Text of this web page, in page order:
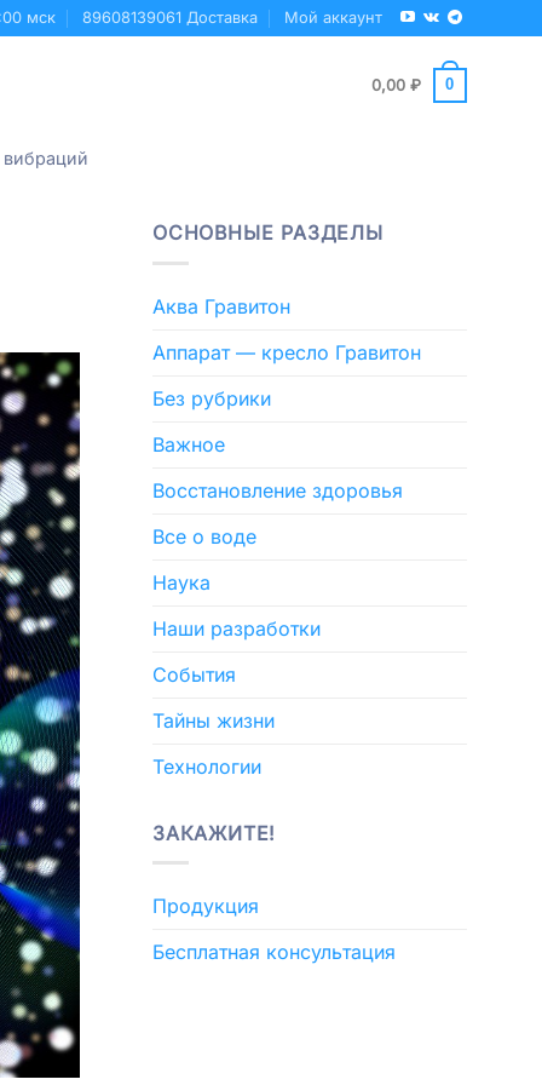
мск 89608139061 Доставка Мой аккаунт
0,00 ₽ 0
ОСНОВНЫЕ РАЗДЕЛЫ
Аква Гравитон
Аппарат — кресло Гравитон
Без рубрики
Важное
Восстановление здоровья
Все о воде
Наука
Наши разработки
События
Тайны жизни
Технологии
ЗАКАЖИТЕ!
Продукция
Бесплатная консультация